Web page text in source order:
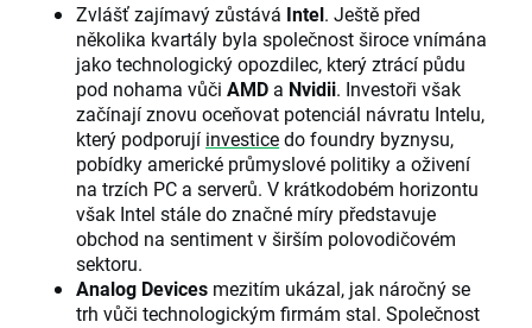
Zvlášť zajímavý zůstává Intel. Ještě před
několika kvartály byla společnost široce vnímána
jako technologický opozdilec, který ztrácí půdu
pod nohama vůči AMD a Nvidii. Investoři však
začínají znovu oceňovat potenciál návratu Intelu,
který podporují investicedo foundry byznysu,
pobídky americké průmyslové politiky a oživení
na trzích PC a serverů. V krátkodobém horizontu
však Intel stále do značné míry představuje
obchod na sentiment v širším polovodičovém
sektoru.
Analog Devices mezitím ukázal, jak náročný se
trh vůči technologickým firmám stal. Společnost